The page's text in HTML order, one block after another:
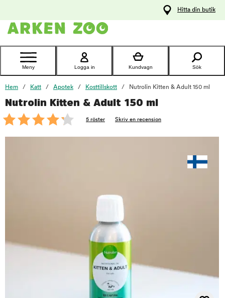
Kontakta
Hitta din butik
Meny Logga in Kundvagn Sök
Hem Katt Apotek Kosttillskott Nutrolin Kitten & Adult 150 ml
Nutrolin Kitten & Adult 150 ml
5 röster Skriv en recension
foo